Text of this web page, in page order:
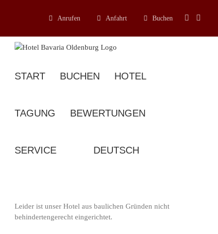
Anrufen Anfahrt Buchen
START BUCHEN HOTEL
TAGUNG BEWERTUNGEN
SERVICE
Leider ist unser Hotel aus baulichen Gründen nicht
behindertengerecht eingerichtet.